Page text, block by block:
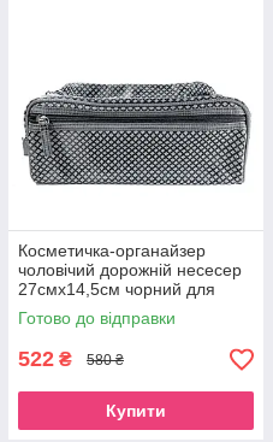
Косметичка-органайзер
чоловічий дорожній несесер
27смх14,5см чорний для
туалетного приладдя Beauty
Luxury
Готово до відправки
522 ₴ 580 ₴
Купити